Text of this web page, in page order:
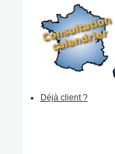
Déjà client ?